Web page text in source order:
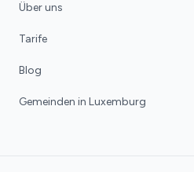
Über uns
Tarife
Blog
Gemeinden in Luxemburg